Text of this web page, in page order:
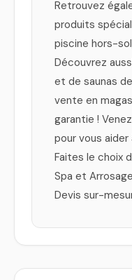
Retrouvez
produits
piscine hors-
Découvrez
et de saunas
vente en
garantie !
pour vous
Faites le choix
Spa et
Devis sur-